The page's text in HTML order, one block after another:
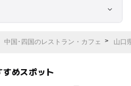
中国･四国のレストラン・カフェ 山口
めスポット